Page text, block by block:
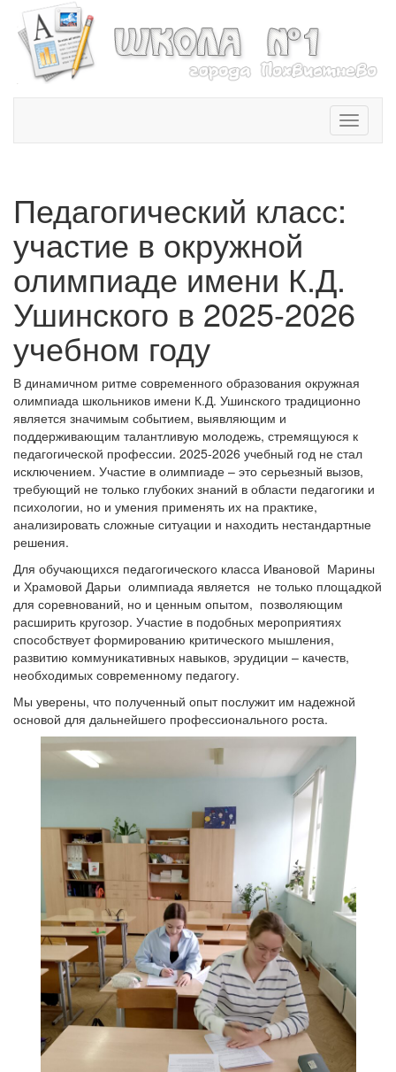
T
o
a
n
Педагогический класс:
участие в окружной
олимпиаде имени К.Д.
Ушинского в 2025-2026
учебном году
В динамичном ритме современного образования окружная
олимпиада школьников имени К.Д. Ушинского традиционно
является значимым событием, выявляющим и
поддерживающим талантливую молодежь, стремящуюся к
педагогической профессии. 2025-2026 учебный год не стал
исключением. Участие в олимпиаде – это серьезный вызов,
требующий не только глубоких знаний в области педагогики и
психологии, но и умения применять их на практике,
анализировать сложные ситуации и находить нестандартные
решения.
Для обучающихся педагогического класса Ивановой Марины
и Храмовой Дарьи олимпиада является не только площадкой
для соревнований, но и ценным опытом, позволяющим
расширить кругозор. Участие в подобных мероприятиях
способствует формированию критического мышления,
развитию коммуникативных навыков, эрудиции – качеств,
необходимых современному педагогу.
Мы уверены, что полученный опыт послужит им надежной
основой для дальнейшего профессионального роста.